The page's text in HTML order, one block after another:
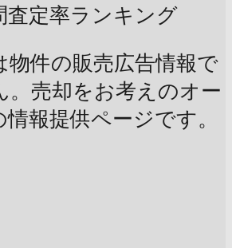
査定率ランキング
物件の販売広告情報で
。売却をお考えのオー
報提供ページです。